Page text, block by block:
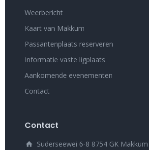
Weerbericht
Kaart van Makkum
Passantenplaats reserveren
Informatie vaste ligplaats
Aankomende evenementen
Contact
Contact
Suderseewei 6-8 8754 GK Makkum